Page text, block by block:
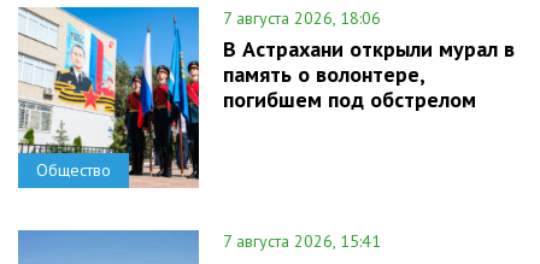
Общество
7 августа 2026, 18:06
В Астрахани открыли мурал в
память о волонтере,
погибшем под обстрелом
7 августа 2026, 15:41